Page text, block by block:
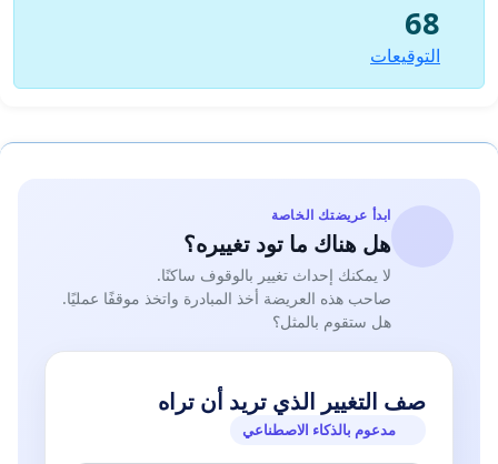
68
التوقيعات
ابدأ عريضتك الخاصة
هل هناك ما تود تغييره؟
لا يمكنك إحداث تغيير بالوقوف ساكنًا.
صاحب هذه العريضة أخذ المبادرة واتخذ موقفًا عمليًا.
هل ستقوم بالمثل؟
صف التغيير الذي تريد أن تراه
مدعوم بالذكاء الاصطناعي